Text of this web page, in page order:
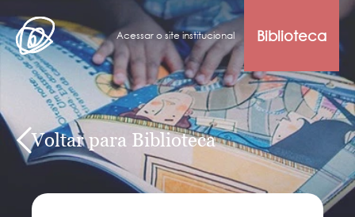
Acessar o site institucional Biblioteca
Voltar para Biblioteca